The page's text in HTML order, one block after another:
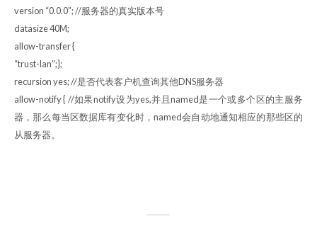
version “0.0.0”; //服务器的真实版本号
datasize 40M;
allow-transfer {
“trust-lan”;};
recursion yes; //是否代表客户机查询其他DNS服务器
allow-notify { //如果notify设为yes,并且named是一个或多个区的主服务
器，那么每当区数据库有变化时，named会自动地通知相应的那些区的
从服务器。